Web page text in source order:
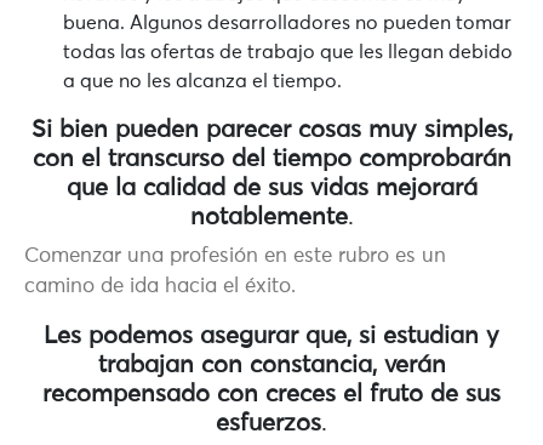
buena. Algunos desarrolladores no pueden tomar
todas las ofertas de trabajo que les llegan debido
a que no les alcanza el tiempo.
Si bien pueden parecer cosas muy simples,
con el transcurso del tiempo comprobarán
que la calidad de sus vidas mejorará
notablemente.
Comenzar una profesión en este rubro es un
camino de ida hacia el éxito.
Les podemos asegurar que, si estudian y
trabajan con constancia, verán
recompensado con creces el fruto de sus
esfuerzos.